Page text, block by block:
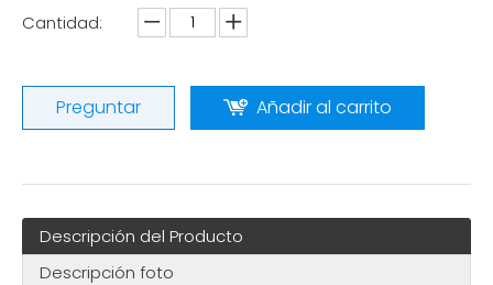
Cantidad:
Preguntar Añadir al carrito
Descripción del Producto
Descripción foto